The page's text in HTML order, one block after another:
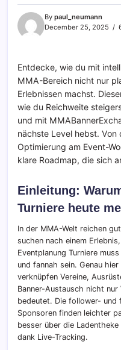
By paul_neumann
December 25, 2025
Entdecke, wie du mit
MMA-Bereich nicht nur
Erlebnissen machst.
wie du Reichweite
und mit
nächste Level hebst.
Optimierung am Event-
klare Roadmap, die sich
Einleitung:
Turniere heute
In der MMA-Welt reichen
suchen nach einem
Eventplanung Turniere
und fannah sein. Genau
verknüpfen Vereine,
Banner-Austausch nicht
bedeutet. Die follower- und
Sponsoren finden leichter
besser über die
dank Live-Tracking.